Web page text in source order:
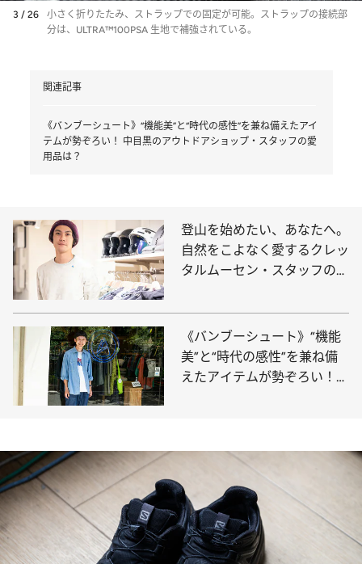
3 / 26
小さく折りたたみ、ストラップでの固定が可能。ストラップの接続部
分は、ULTRA™100PSA 生地で補強されている。
関連記事
《バンブーシュート》“機能美”と“時代の感性”を兼ね備えたアイ
テムが勢ぞろい！ 中目黒のアウトドアショップ・スタッフの愛
用品は？
登山を始めたい、あなたへ。
自然をこよなく愛するクレッ
タルムーセン・スタッフの愛
的なアイテムが勢ぞろい
《バンブーシュート》“機能
美”と“時代の感性”を兼ね備
えたアイテムが勢ぞろい！